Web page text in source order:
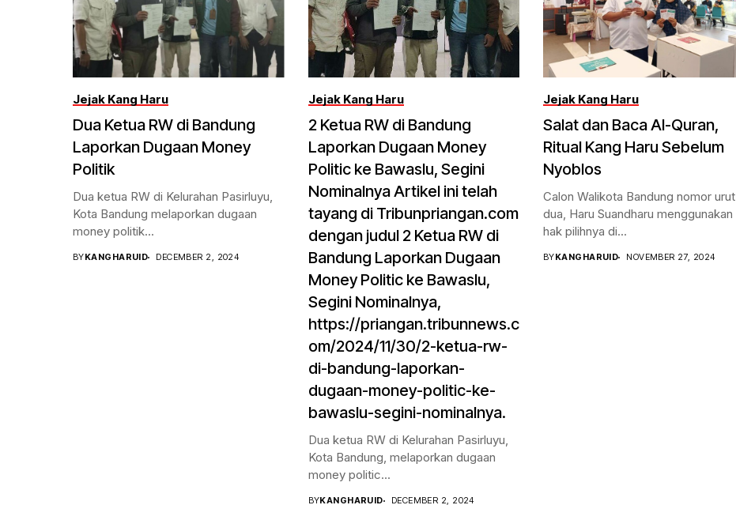
Jejak Kang Haru
Dua Ketua RW di Bandung
Laporkan Dugaan Money
Politik
Dua ketua RW di Kelurahan Pasirluyu,
Kota Bandung melaporkan dugaan
money politik...
BYKANGHARUID DECEMBER 2, 2024
Jejak Kang Haru
2 Ketua RW di Bandung
Laporkan Dugaan Money
Politic ke Bawaslu, Segini
Nominalnya Artikel ini telah
tayang di Tribunpriangan.com
dengan judul 2 Ketua RW di
Bandung Laporkan Dugaan
Money Politic ke Bawaslu,
Segini Nominalnya,
https://priangan.tribunnews.c
om/2024/11/30/2-ketua-rw-
di-bandung-laporkan-
dugaan-money-politic-ke-
bawaslu-segini-nominalnya.
Dua ketua RW di Kelurahan Pasirluyu,
Kota Bandung, melaporkan dugaan
money politic...
BYKANGHARUID DECEMBER 2, 2024
Jejak Kang Haru
Salat dan Baca Al-Quran,
Ritual Kang Haru Sebelum
Nyoblos
Calon Walikota Bandung nomor urut
dua, Haru Suandharu menggunakan
hak pilihnya di...
BYKANGHARUID NOVEMBER 27, 2024